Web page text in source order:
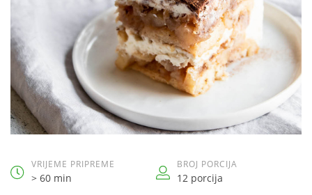
VRIJEME PRIPREME
> 60 min
BROJ PORCIJA
12 porcija